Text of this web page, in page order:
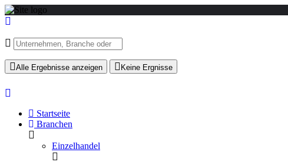
Alle Ergebnisse anzeigen Keine Ergnisse
Startseite
Branchen
Einzelhandel